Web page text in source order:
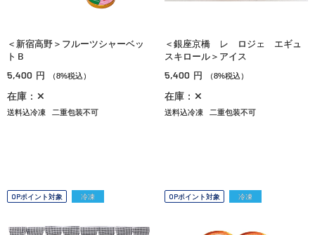
＜新宿高野＞フルーツシャーベッ
トＢ
5,400 円 （8%税込）
在庫：✕
送料込冷凍 二重包装不可
＜銀座京橋 レ ロジェ エギュ
スキロール＞アイス
5,400 円 （8%税込）
在庫：✕
送料込冷凍 二重包装不可
OPポイント対象 冷凍 OPポイント対象 冷凍